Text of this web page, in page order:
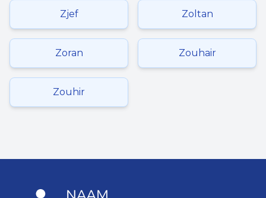
Zjef Zoltan
Zoran Zouhair
Zouhir